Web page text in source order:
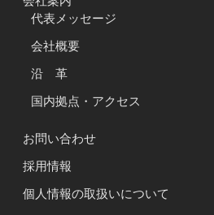
代表メッセージ
会社概要
沿 革
国内拠点・アクセス
お問い合わせ
採用情報
個人情報の取扱いについて